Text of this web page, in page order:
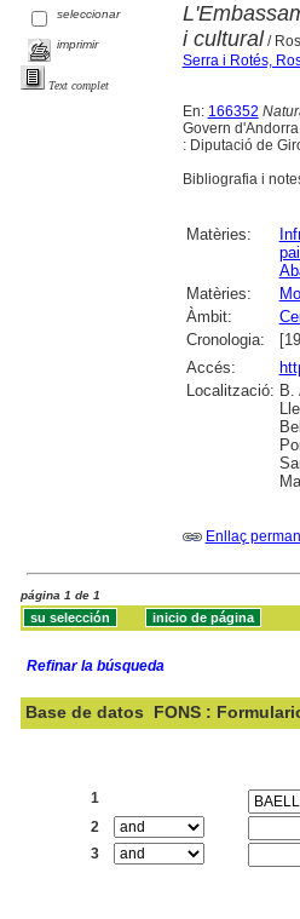
seleccionar
imprimir
Text complet
i cultural/
Serra i Rotés,
En: 166352
Govern
: Diputació de
Bibliografia i
Matèries:
Matèries:
Àmbit:
Cronologia:
Accés:
Localització: B.
Enllaç
página 1 de 1
Refinar la búsqueda
Base de datos FONS :
1
2
3